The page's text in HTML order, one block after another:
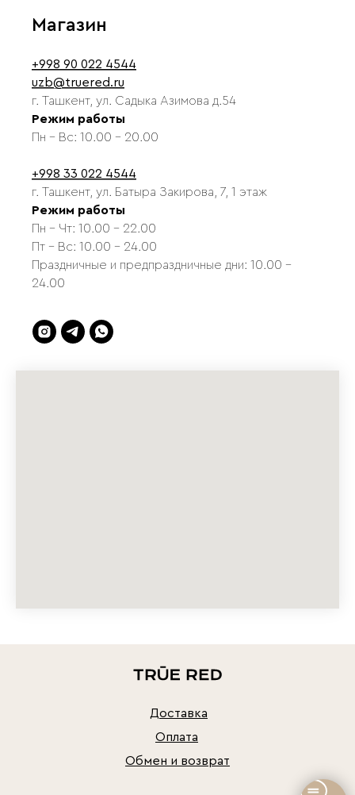
Магазин
+998 90 022 4544
uzb@truered.ru
г. Ташкент, ул. Садыка Азимова д.54
Режим работы
Пн - Вс: 10.00 - 20.00
+998 33 022 4544
г. Ташкент, ул. Батыра Закирова, 7, 1 этаж
Режим работы
Пн - Чт: 10.00 - 22.00
Пт - Вс: 10.00 - 24.00
Праздничные и предпраздничные дни: 10.00 -
24.00
Доставка
Оплата
Обмен и возврат